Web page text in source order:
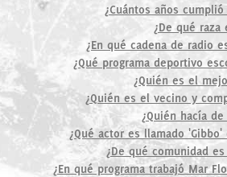
¿Cuántos años
¿De qué raza
¿En qué cadena de radio
¿Qué programa deportivo
¿Quién es el
¿Quién es el vecino y
¿Quién hacía
¿Qué actor es llamado
¿De qué comunidad
¿En qué programa trabajó Mar